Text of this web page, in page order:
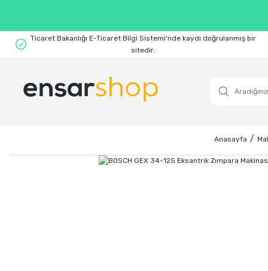
Ticaret Bakanlığı E-Ticaret Bilgi Sistemi'nde kaydı doğrulanmış bir
sitedir.
Anasayfa